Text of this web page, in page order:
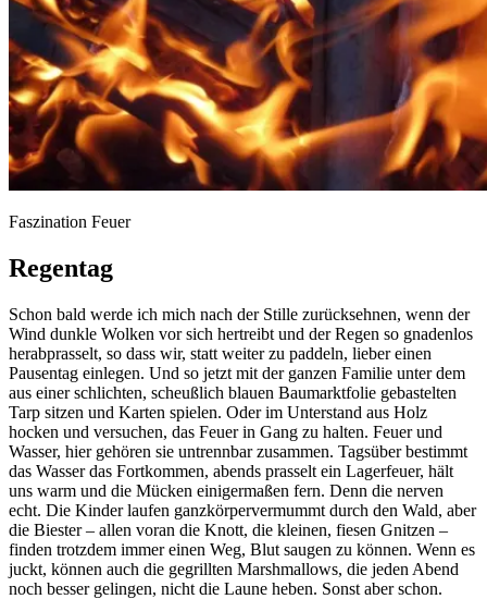
Faszination Feuer
Regentag
Schon bald werde ich mich nach der Stille zurücksehnen, wenn der
Wind dunkle Wolken vor sich hertreibt und der Regen so gnadenlos
herabprasselt, so dass wir, statt weiter zu paddeln, lieber einen
Pausentag einlegen. Und so jetzt mit der ganzen Familie unter dem
aus einer schlichten, scheußlich blauen Baumarktfolie gebastelten
Tarp sitzen und Karten spielen. Oder im Unterstand aus Holz
hocken und versuchen, das Feuer in Gang zu halten. Feuer und
Wasser, hier gehören sie untrennbar zusammen. Tagsüber bestimmt
das Wasser das Fortkommen, abends prasselt ein Lagerfeuer, hält
uns warm und die Mücken einigermaßen fern. Denn die nerven
echt. Die Kinder laufen ganzkörpervermummt durch den Wald, aber
die Biester – allen voran die Knott, die kleinen, fiesen Gnitzen –
finden trotzdem immer einen Weg, Blut saugen zu können. Wenn es
juckt, können auch die gegrillten Marshmallows, die jeden Abend
noch besser gelingen, nicht die Laune heben. Sonst aber schon.